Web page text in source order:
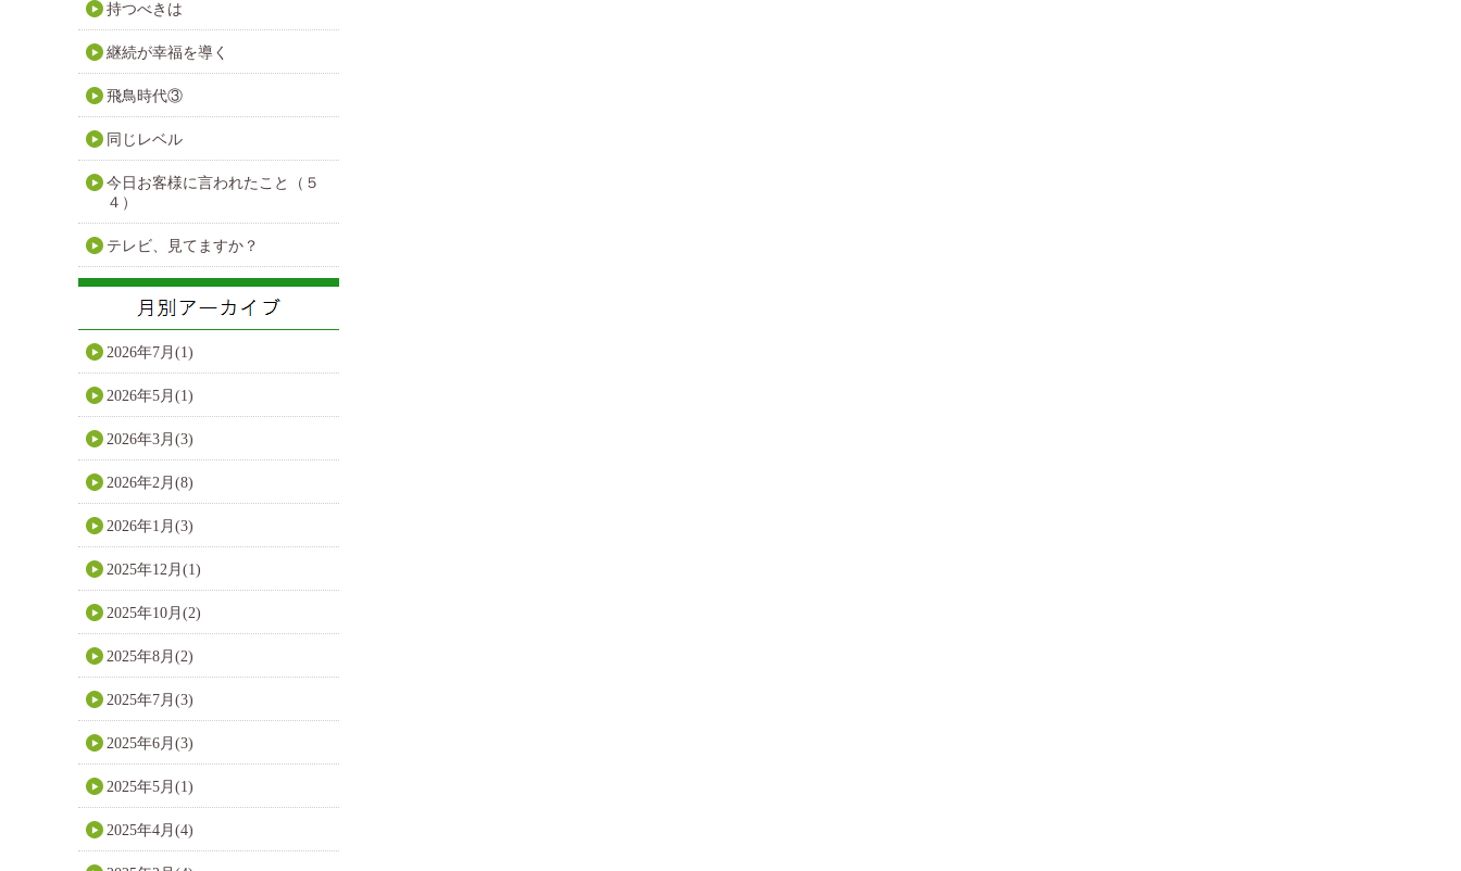
持つべきは
継続が幸福を導く
飛鳥時代③
同じレベル
今日お客様に言われたこと（５
４）
テレビ、見てますか？
2026年7月(1)
2026年5月(1)
2026年3月(3)
2026年2月(8)
2026年1月(3)
2025年12月(1)
2025年10月(2)
2025年8月(2)
2025年7月(3)
2025年6月(3)
2025年5月(1)
2025年4月(4)